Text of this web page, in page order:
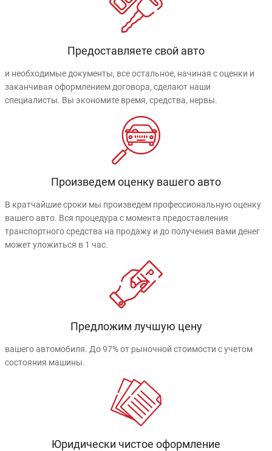
Предоставляете свой авто
и необходимые документы, все остальное, начиная с оценки и
заканчивая оформлением договора, сделают наши
специалисты. Вы экономите время, средства, нервы.
Произведем оценку вашего авто
В кратчайшие сроки мы произведем профессиональную оценку
вашего авто. Вся процедура с момента предоставления
транспортного средства на продажу и до получения вами денег
может уложиться в 1 час.
Предложим лучшую цену
вашего автомобиля. До 97% от рыночной стоимости с учетом
состояния машины.
Юридически чистое оформление